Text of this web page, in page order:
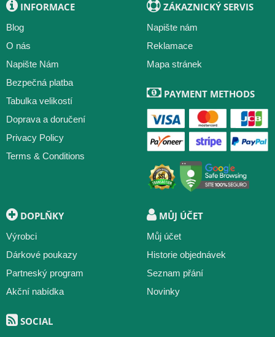
INFORMACE
Blog
O nás
Napište Nám
Bezpečná platba
Tabulka velikostí
Doprava a doručení
Privacy Policy
Terms & Conditions
ZÁKAZNICKÝ SERVIS
Napište nám
Reklamace
Mapa stránek
PAYMENT METHODS
DOPLŇKY
Výrobci
Dárkové poukazy
Partneský program
Akční nabídka
MŮJ ÚČET
Můj účet
Historie objednávek
Seznam přání
Novinky
SOCIAL